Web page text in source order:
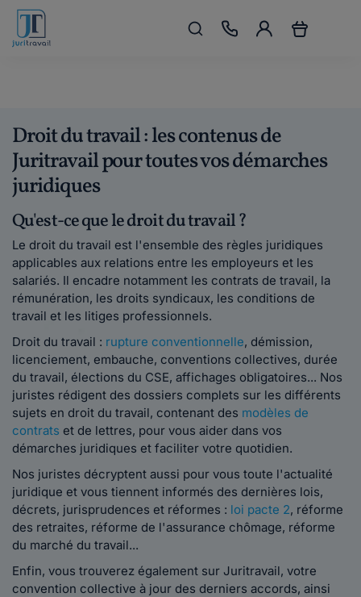
Droit du travail : les contenus de
Juritravail pour toutes vos démarches
juridiques
Qu'est-ce que le droit du travail ?
Le droit du travail est l'ensemble des règles juridiques
applicables aux relations entre les employeurs et les
salariés. Il encadre notamment les contrats de travail, la
rémunération, les droits syndicaux, les conditions de
travail et les litiges professionnels.
Droit du travail : rupture conventionnelle, démission,
licenciement, embauche, conventions collectives, durée
du travail, élections du CSE, affichages obligatoires... Nos
juristes rédigent des dossiers complets sur les différents
sujets en droit du travail, contenant des modèles de
contrats et de lettres, pour vous aider dans vos
démarches juridiques et faciliter votre quotidien.
Nos juristes décryptent aussi pour vous toute l'actualité
juridique et vous tiennent informés des dernières lois,
décrets, jurisprudences et réformes : loi pacte 2, réforme
des retraites, réforme de l'assurance chômage, réforme
du marché du travail...
Enfin, vous trouverez également sur Juritravail, votre
convention collective à jour des derniers accords, ainsi